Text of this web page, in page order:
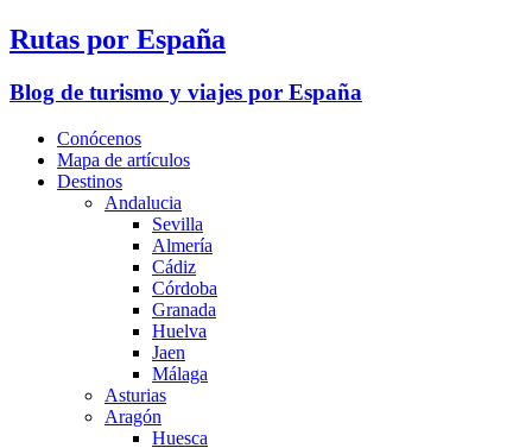
Rutas por España
Blog de turismo y viajes por España
Conócenos
Mapa de artículos
Destinos
Andalucia
Sevilla
Almería
Cádiz
Córdoba
Granada
Huelva
Jaen
Málaga
Asturias
Aragón
Huesca